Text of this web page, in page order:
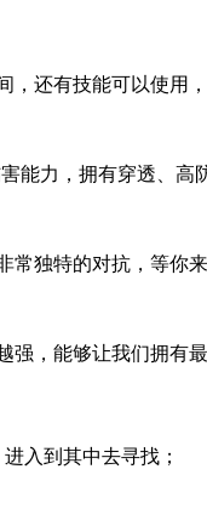
还有技能可以使用，
能力，拥有穿透、高
独特的对抗，等你来
，能够让我们拥有最
入到其中去寻找；